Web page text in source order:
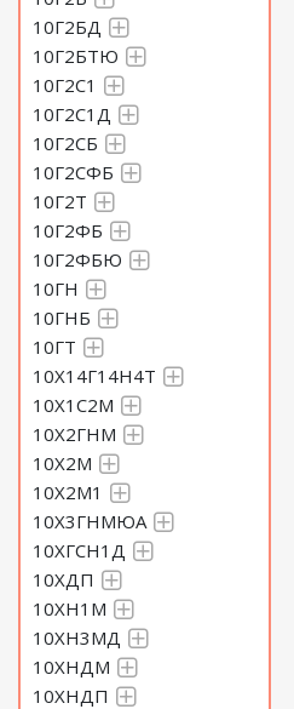
10Г2БД
10Г2БТЮ
10Г2С1
10Г2С1Д
10Г2СБ
10Г2СФБ
10Г2Т
10Г2ФБ
10Г2ФБЮ
10ГН
10ГНБ
10ГТ
10Х14Г14Н4Т
10Х1С2М
10Х2ГНМ
10Х2М
10Х2М1
10Х3ГНМЮА
10ХГСН1Д
10ХДП
10ХН1М
10ХН3МД
10ХНДМ
10ХНДП